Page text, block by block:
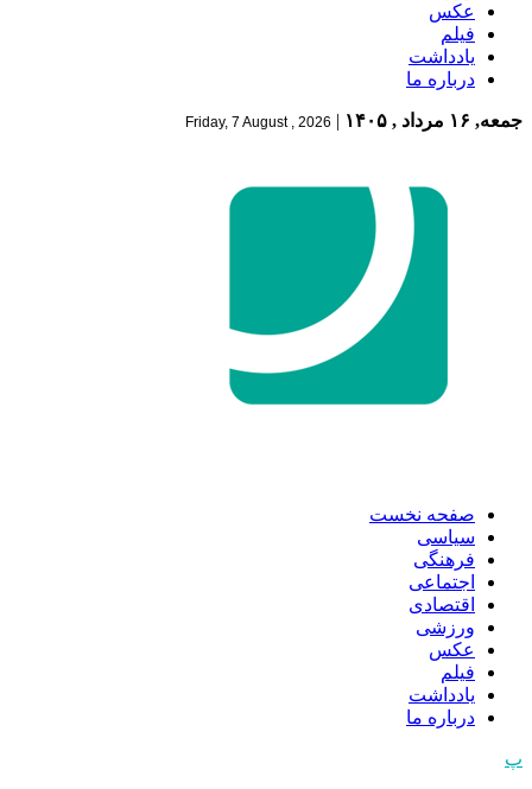
عکس
فیلم
یادداشت
درباره ما
جمعه, ۱۶ مرداد , ۱۴۰۵ |
Friday, 7 August , 2026
صفحه نخست
سیاسی
فرهنگی
اجتماعی
اقتصادی
ورزشی
عکس
فیلم
یادداشت
درباره ما
پ